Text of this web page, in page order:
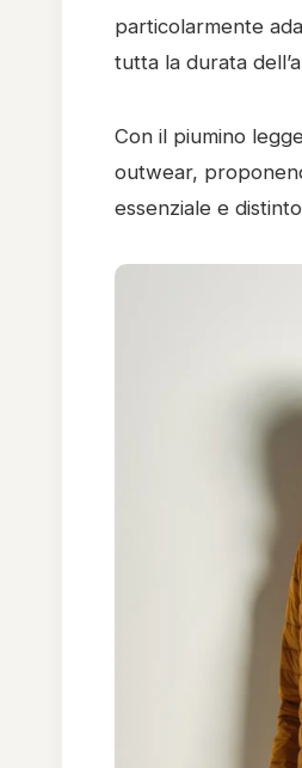
particolarmente
tutta la durata
Con il piumino
outwear,
essenziale e